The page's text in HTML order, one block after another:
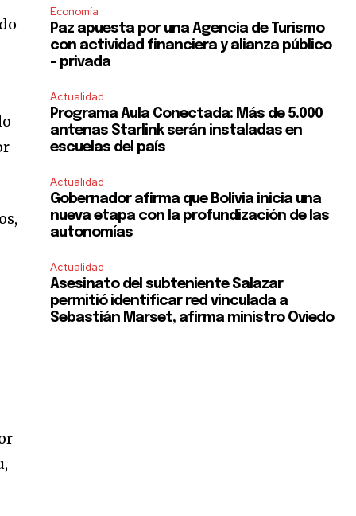
Economía
Paz apuesta por una Agencia de Turismo
con actividad financiera y alianza público
– privada
Actualidad
Programa Aula Conectada: Más de 5.000
antenas Starlink serán instaladas en
escuelas del país
Actualidad
Gobernador afirma que Bolivia inicia una
nueva etapa con la profundización de las
autonomías
Actualidad
Asesinato del subteniente Salazar
permitió identificar red vinculada a
Sebastián Marset, afirma ministro Oviedo